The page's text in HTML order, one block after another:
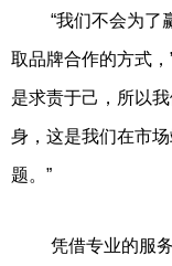
“我们不会为了
取品牌合作的方式
是求责于己，所以
身，这是我们在市
题。”
凭借专业的服